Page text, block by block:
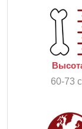
60-73